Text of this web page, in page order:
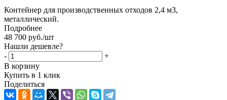
Контейнер для производственных отходов 2,4 м3,
металлический.
Подробнее
48 700 руб./шт
Нашли дешевле?
-
+
В корзину
Купить в 1 клик
Поделиться